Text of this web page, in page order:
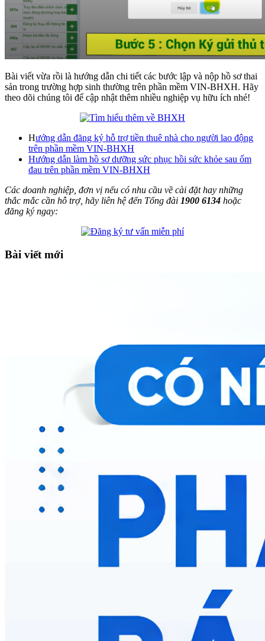
Bài viết vừa rồi là hướng dẫn chi tiết các bước lập và nộp hồ sơ thai
sản trong trường hợp sinh thường trên phần mềm VIN-BHXH. Hãy
theo dõi chúng tôi để cập nhật thêm nhiều nghiệp vụ hữu ích nhé!
Hướng dẫn đăng ký hỗ trợ tiền thuê nhà cho người lao động
trên phần mềm VIN-BHXH
Hướng dẫn làm hồ sơ dưỡng sức phục hồi sức khỏe sau ốm
đau trên phần mềm VIN-BHXH
Các doanh nghiệp, đơn vị nếu có nhu cầu về cài đặt hay những
thắc mắc cần hỗ trợ, hãy liên hệ đến Tổng đài 1900 6134 hoặc
đăng ký ngay:
Bài viết mới